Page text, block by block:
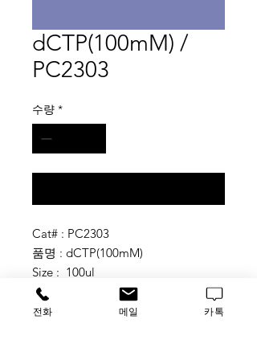
dCTP(100mM) /
PC2303
수량 *
Cat# : PC2303
품명 : dCTP(100mM)
Size : 100ul
#dnTP
전화 메일 카톡